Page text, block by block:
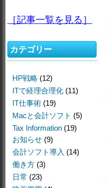
［記事一覧を見る］
カテゴリー
HP戦略 (12)
ITで経理合理化 (11)
IT仕事術 (19)
Macと会計ソフト (5)
Tax Information (19)
お知らせ (9)
会計ソフト導入 (14)
働き方 (3)
日常 (23)